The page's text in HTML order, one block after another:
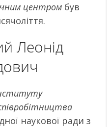
центром був
Леонід
наукової ради з